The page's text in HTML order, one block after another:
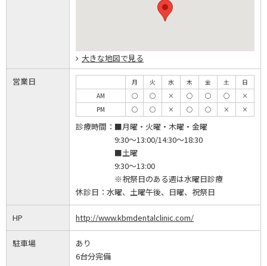
大きな地図で見る
営業日 月 火 水 木 金 土
日
AM
◯ ◯ × ◯ ◯ ◯
×
PM
◯ ◯ × ◯ ◯ × ×
診療時間： ■月曜・火曜・木曜・金曜
9:30～13:00/14:30～18:30
■土曜
9:30～13:00
※祝祭日のある週は水曜日診療
休診日： 水曜、土曜午後、日曜、祝祭日
HP http://www.kbmdentalclinic.com/
駐車場
あり
6台分完備